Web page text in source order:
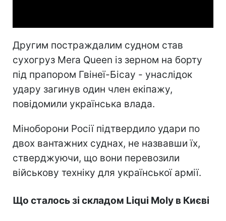
Другим постраждалим судном став
сухогруз Mera Queen із зерном на борту
під прапором Гвінеї-Бісау - унаслідок
удару загинув один член екіпажу,
повідомили українська влада.
Міноборони Росії підтвердило удари по
двох вантажних суднах, не назвавши їх,
стверджуючи, що вони перевозили
військову техніку для української армії.
Що сталось зі складом Liqui Moly в Києві